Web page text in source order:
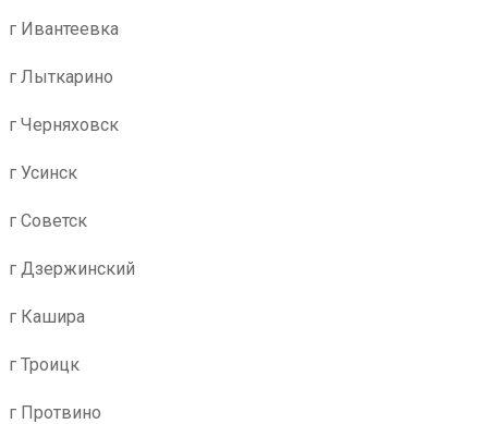
г Ивантеевка
г Лыткарино
г Черняховск
г Усинск
г Советск
г Дзержинский
г Кашира
г Троицк
г Протвино